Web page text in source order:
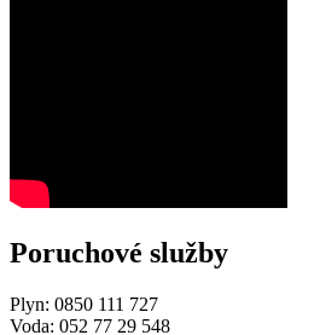
Poruchové služby
Plyn: 0850 111 727
Voda: 052 77 29 548